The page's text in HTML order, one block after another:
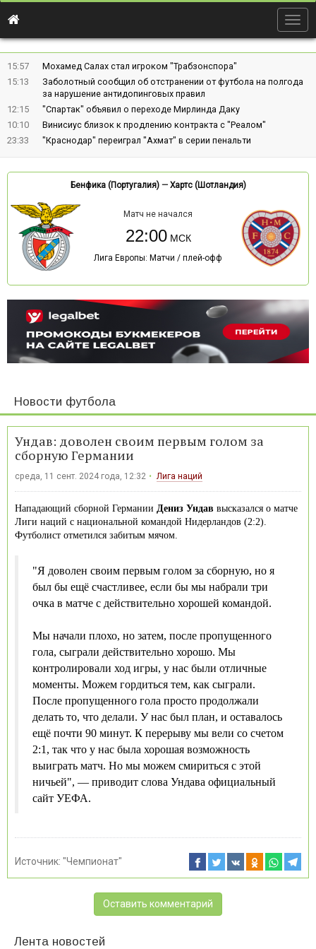
15:57
Мохамед Салах стал игроком "Трабзонспора"
15:13
Заболотный сообщил об отстранении от футбола на полгода
за нарушение антидопинговых правил
12:15
"Спартак" объявил о переходе Мирлинда Даку
10:10
Винисиус близок к продлению контракта с "Реалом"
23:33
"Краснодар" переиграл "Ахмат" в серии пенальти
Бенфика (Португалия)— Хартс (Шотландия)
Матч не начался
22:00
Лига Европы: Матчи / плей-офф
Новости футбола
Ундав: доволен своим первым голом за
сборную Германии
среда, 11 сент. 2024 года, 12:32 Лига наций
Нападающий сборной Германии Дениз Ундав высказался о матче
Лиги наций с национальной командой Нидерландов (2:2).
Футболист отметился забитым мячом.
"Я доволен своим первым голом за сборную, но я
был бы ещё счастливее, если бы мы набрали три
очка в матче с действительно хорошей командой.
Мы начали плохо, но затем, после пропущенного
гола, сыграли действительно хорошо. Мы
контролировали ход игры, у нас были отличные
моменты. Можем гордиться тем, как сыграли.
После пропущенного гола просто продолжали
делать то, что делали. У нас был план, и оставалось
ещё почти 90 минут. К перерыву мы вели со счетом
2:1, так что у нас была хорошая возможность
выиграть матч. Но мы можем смириться с этой
ничьей", — приводит слова Ундава официальный
сайт УЕФА.
Источник: "Чемпионат"
Оставить комментарий
Лента новостей